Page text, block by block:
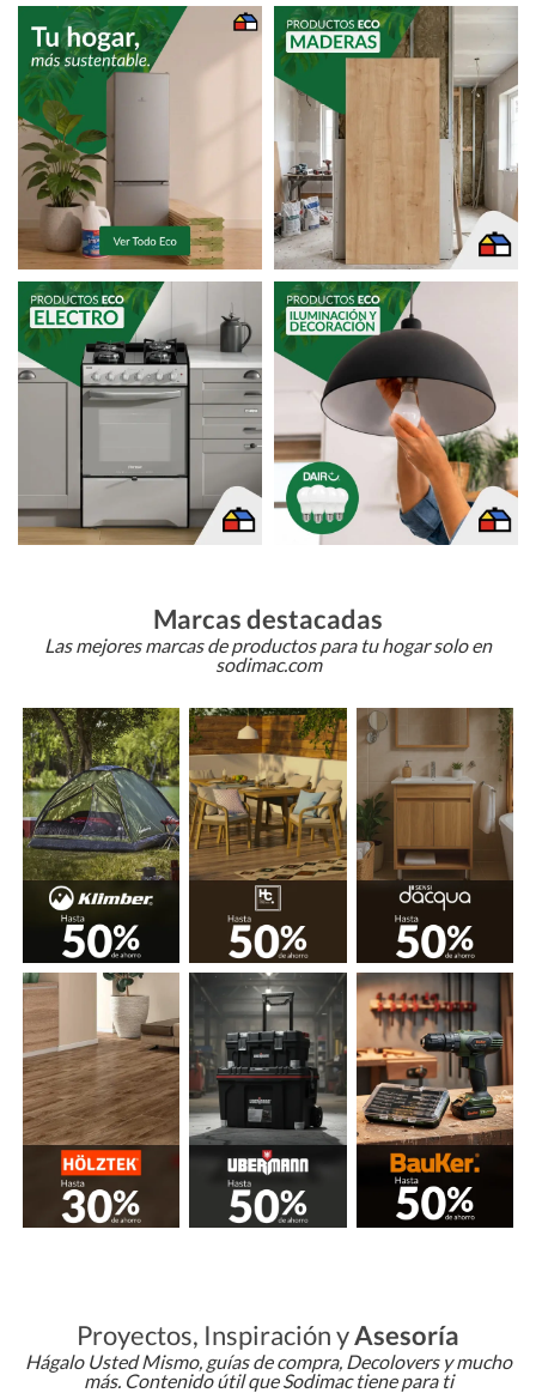
Marcas destacadas
Las mejores marcas de productos para tu hogar solo en
sodimac.com
Proyectos, Inspiración yAsesoría
Hágalo Usted Mismo, guías de compra, Decolovers y mucho
más. Contenido útil que Sodimac tiene para ti